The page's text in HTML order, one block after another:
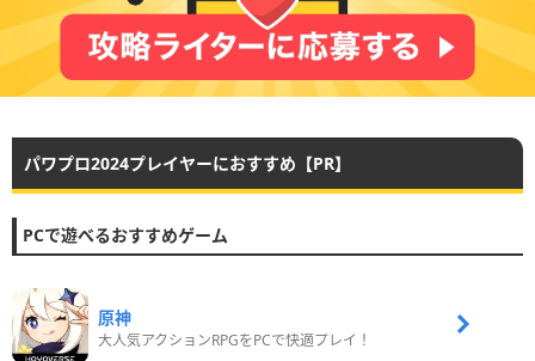
パワプロ2024プレイヤーにおすすめ【PR】
PCで遊べるおすすめゲーム
原神
大人気アクションRPGをPCで快適プレイ！